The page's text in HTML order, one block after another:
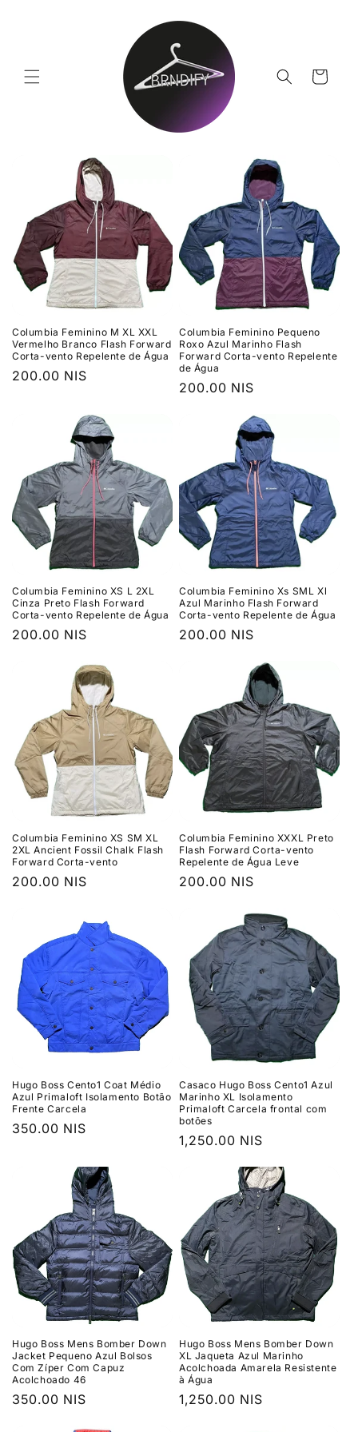
Carrinho
Columbia Feminino M XL XXL
Vermelho Branco Flash Forward
Corta-vento Repelente de Água
Preço
200.00 NIS
Columbia Feminino Pequeno
Roxo Azul Marinho Flash
Forward Corta-vento Repelente
de Água
Preço
200.00 NIS
Columbia Feminino XS L 2XL
Cinza Preto Flash Forward
Corta-vento Repelente de Água
Preço
200.00 NIS
Columbia Feminino Xs SML Xl
Azul Marinho Flash Forward
Corta-vento Repelente de Água
Preço
200.00 NIS
Columbia Feminino XS SM XL
2XL Ancient Fossil Chalk Flash
Forward Corta-vento
Preço
200.00 NIS
Columbia Feminino XXXL Preto
Flash Forward Corta-vento
Repelente de Água Leve
Preço
200.00 NIS
Hugo Boss Cento1 Coat Médio
Azul Primaloft Isolamento Botão
Frente Carcela
Preço
350.00 NIS
Casaco Hugo Boss Cento1 Azul
Marinho XL Isolamento
Primaloft Carcela frontal com
botões
Preço
1,250.00 NIS
Hugo Boss Mens Bomber Down
Jacket Pequeno Azul Bolsos
Com Zíper Com Capuz
Acolchoado 46
Preço
350.00 NIS
Hugo Boss Mens Bomber Down
XL Jaqueta Azul Marinho
Acolchoada Amarela Resistente
à Água
Preço
1,250.00 NIS